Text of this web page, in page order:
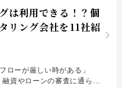
は利用できる！？個
リング会社を11社紹
ローが厳しい時がある」
融資やローンの審査に通らな